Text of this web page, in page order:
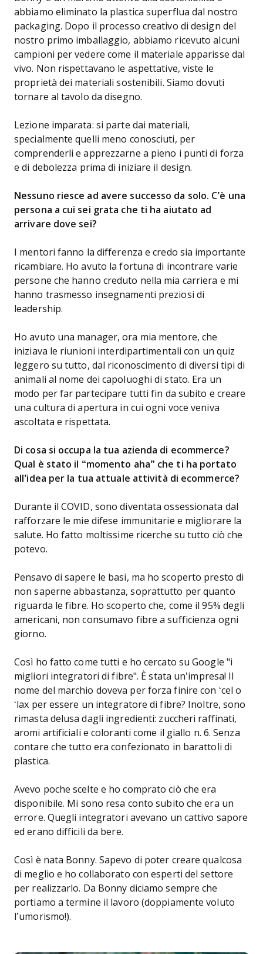
abbiamo eliminato la plastica superflua dal nostro
packaging. Dopo il processo creativo di design del
nostro primo imballaggio, abbiamo ricevuto alcuni
campioni per vedere come il materiale apparisse dal
vivo. Non rispettavano le aspettative, viste le
proprietà dei materiali sostenibili. Siamo dovuti
tornare al tavolo da disegno.
Lezione imparata: si parte dai materiali,
specialmente quelli meno conosciuti, per
comprenderli e apprezzarne a pieno i punti di forza
e di debolezza prima di iniziare il design.
Nessuno riesce ad avere successo da solo. C’è una
persona a cui sei grata che ti ha aiutato ad
arrivare dove sei?
I mentori fanno la differenza e credo sia importante
ricambiare. Ho avuto la fortuna di incontrare varie
persone che hanno creduto nella mia carriera e mi
hanno trasmesso insegnamenti preziosi di
leadership.
Ho avuto una manager, ora mia mentore, che
iniziava le riunioni interdipartimentali con un quiz
leggero su tutto, dal riconoscimento di diversi tipi di
animali al nome dei capoluoghi di stato. Era un
modo per far partecipare tutti fin da subito e creare
una cultura di apertura in cui ogni voce veniva
ascoltata e rispettata.
Di cosa si occupa la tua azienda di ecommerce?
Qual è stato il “momento aha” che ti ha portato
all’idea per la tua attuale attività di ecommerce?
Durante il COVID, sono diventata ossessionata dal
rafforzare le mie difese immunitarie e migliorare la
salute. Ho fatto moltissime ricerche su tutto ciò che
potevo.
Pensavo di sapere le basi, ma ho scoperto presto di
non saperne abbastanza, soprattutto per quanto
riguarda le fibre. Ho scoperto che, come il 95% degli
americani, non consumavo fibre a sufficienza ogni
giorno.
Così ho fatto come tutti e ho cercato su Google "i
migliori integratori di fibre". È stata un’impresa! Il
nome del marchio doveva per forza finire con ‘cel o
‘lax per essere un integratore di fibre? Inoltre, sono
rimasta delusa dagli ingredienti: zuccheri raffinati,
aromi artificiali e coloranti come il giallo n. 6. Senza
contare che tutto era confezionato in barattoli di
plastica.
Avevo poche scelte e ho comprato ciò che era
disponibile. Mi sono resa conto subito che era un
errore. Quegli integratori avevano un cattivo sapore
ed erano difficili da bere.
Così è nata Bonny. Sapevo di poter creare qualcosa
di meglio e ho collaborato con esperti del settore
per realizzarlo. Da Bonny diciamo sempre che
portiamo a termine il lavoro (doppiamente voluto
l’umorismo!).